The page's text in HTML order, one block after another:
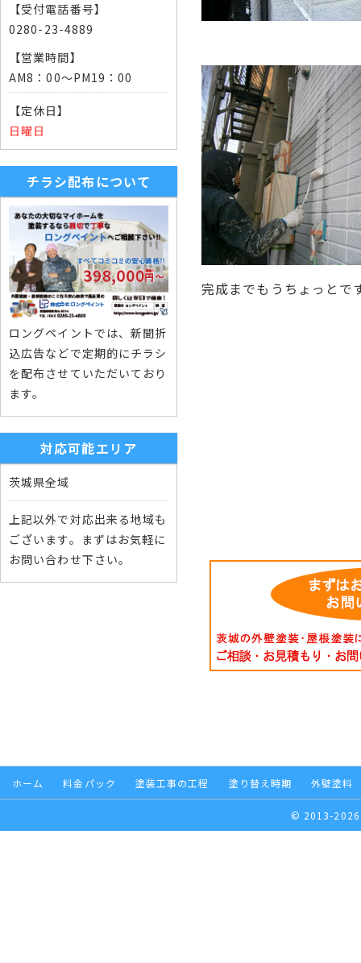
完成までもうちょっとで
【受付電話番号】
0280-23-4889
【営業時間】
AM8：00～PM19：00
【定休日】
日曜日
チラシ配布について
ロングペイントでは、新聞折
込広告などで定期的にチラシ
を配布させていただいており
ます。
対応可能エリア
茨城県全域
上記以外で対応出来る地域も
ございます。まずはお気軽に
お問い合わせ下さい。
ホーム 料金パック 塗装工事の工程 塗り替え時期 外壁塗料
© 2013-2026